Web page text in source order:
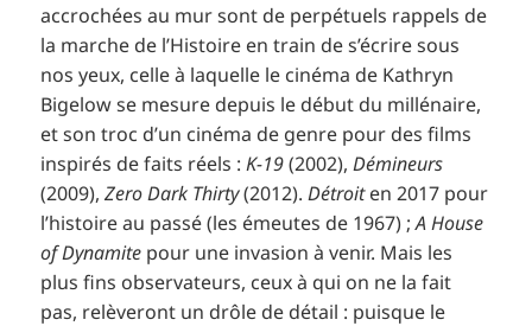
accrochées au mur sont de perpétuels rappels de
la marche de l’Histoire en train de s’écrire sous
nos yeux, celle à laquelle le cinéma de Kathryn
Bigelow se mesure depuis le début du millénaire,
et son troc d’un cinéma de genre pour des films
inspirés de faits réels :K-19(2002),Démineurs
(2009),Zero Dark Thirty(2012).Détroiten 2017 pour
l’histoire au passé (les émeutes de 1967) ;A House
of Dynamite pour une invasion à venir. Mais les
plus fins observateurs, ceux à qui on ne la fait
pas, relèveront un drôle de détail : puisque le